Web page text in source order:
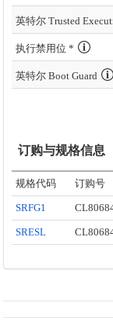
英特尔 Trusted
执行禁用位 *
英特尔 Boot Guard
订购与规格信息
规格代码 订购号
SRFG1
SRESL